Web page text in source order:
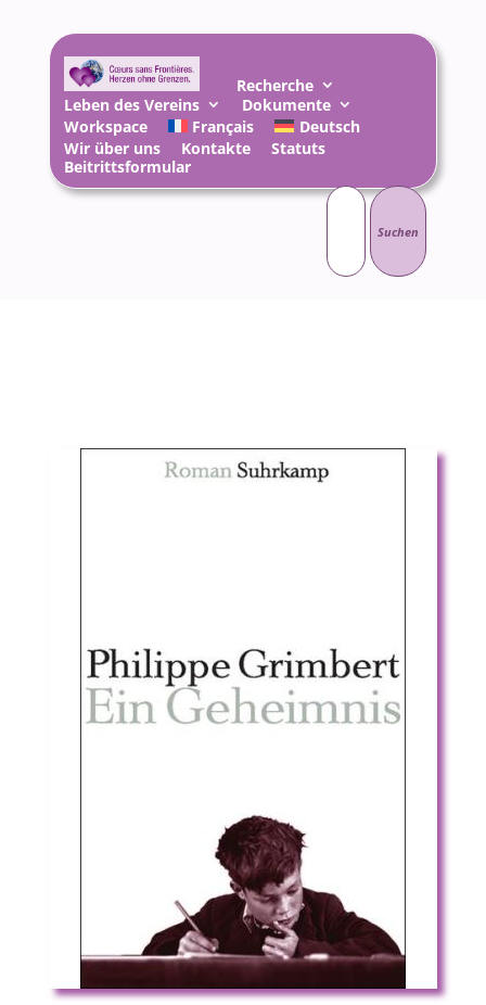
Recherche
Leben des Vereins
Dokumente
Workspace
Français
Deutsch
Wir über uns
Kontakte
Statuts
Beitrittsformular
Suchen
nach: